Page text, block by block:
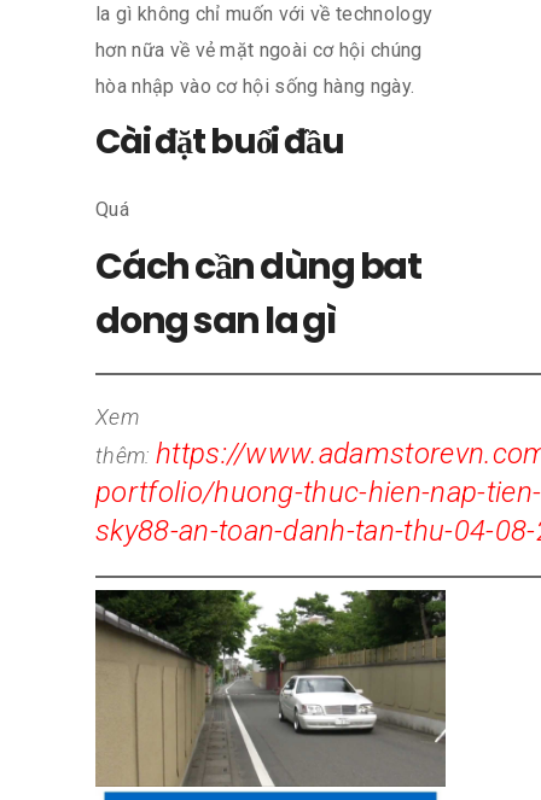
la gì không chỉ muốn với về technology
hơn nữa về vẻ mặt ngoài cơ hội chúng
hòa nhập vào cơ hội sống hàng ngày.
Cài đặt buổi đầu
Quá
Cách cần dùng bat
dong san la gì
Xem
thêm: https://
portfolio/huong-thuc-hien-nap-tien-
sky88-an-toan-danh-tan-thu-04-